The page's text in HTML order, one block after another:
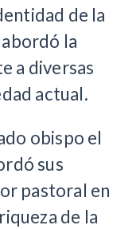
de la
la
a diversas
actual.
obispo el
sus
pastoral en
de la